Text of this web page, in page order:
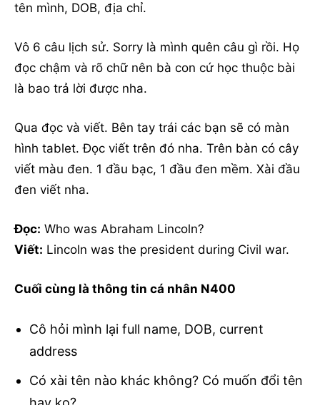
tên mình, DOB, địa chỉ.
Vô 6 câu lịch sử. Sorry là mình quên câu gì rồi. Họ
đọc chậm và rõ chữ nên bà con cứ học thuộc bài
là bao trả lời được nha.
Qua đọc và viết. Bên tay trái các bạn sẽ có màn
hình tablet. Đọc viết trên đó nha. Trên bàn có cây
viết màu đen. 1 đầu bạc, 1 đầu đen mềm. Xài đầu
đen viết nha.
Đọc: Who was Abraham Lincoln?
Viết: Lincoln was the president during Civil war.
Cuối cùng là thông tin cá nhân N400
Cô hỏi mình lại full name, DOB, current
address
Có xài tên nào khác không? Có muốn đổi tên